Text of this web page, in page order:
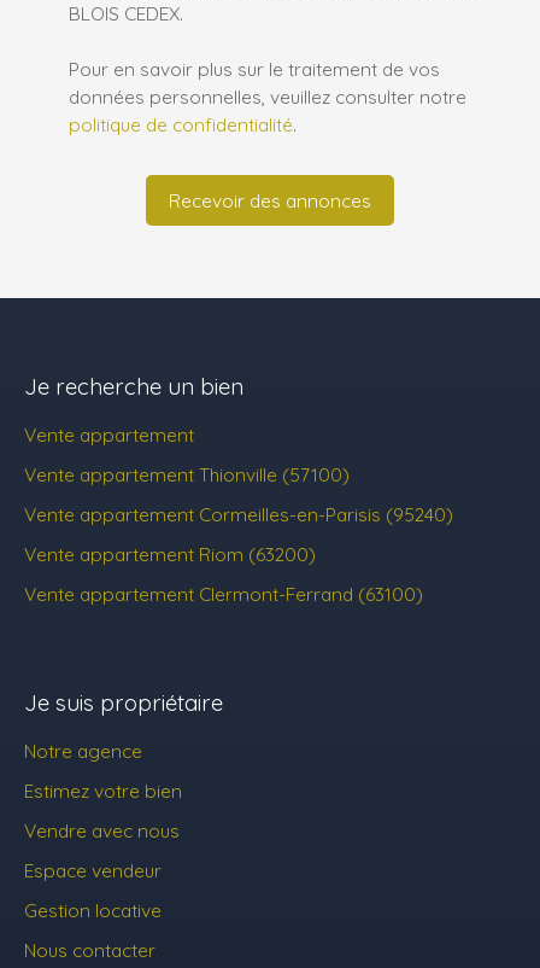
BLOIS CEDEX.
Pour en savoir plus sur le traitement de vos
données personnelles, veuillez consulter notre
politique de confidentialité.
Recevoir des annonces
Je recherche un bien
Vente appartement
Vente appartement Thionville (57100)
Vente appartement Cormeilles-en-Parisis (95240)
Vente appartement Riom (63200)
Vente appartement Clermont-Ferrand (63100)
Je suis propriétaire
Notre agence
Estimez votre bien
Vendre avec nous
Espace vendeur
Gestion locative
Nous contacter